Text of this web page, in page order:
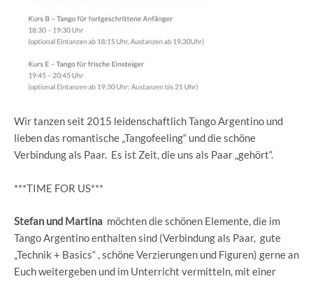
Wir tanzen seit 2015 leidenschaftlich Tango Argentino und
lieben das romantische „Tangofeeling“ und die schöne
Verbindung als Paar. Es ist Zeit, die uns als Paar „gehört“.
***TIME FOR US***
Stefan und Martina möchten die schönen Elemente, die im
Tango Argentino enthalten sind (Verbindung als Paar, gute
„Technik + Basics“ , schöne Verzierungen und Figuren) gerne an
Euch weitergeben und im Unterricht vermitteln, mit einer